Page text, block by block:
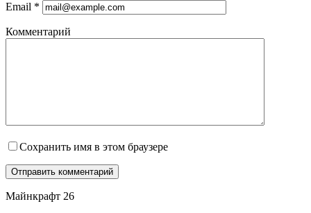
Email *
Комментарий
Сохранить имя в этом браузере
Майнкрафт 26